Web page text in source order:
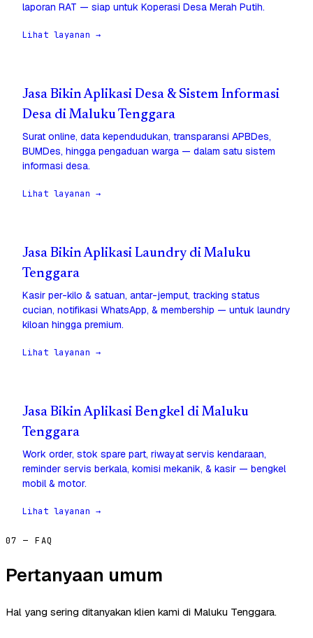
laporan RAT — siap untuk Koperasi Desa Merah Putih.
Lihat layanan →
Jasa Bikin Aplikasi Desa & Sistem Informasi
Desa di Maluku Tenggara
Surat online, data kependudukan, transparansi APBDes,
BUMDes, hingga pengaduan warga — dalam satu sistem
informasi desa.
Lihat layanan →
Jasa Bikin Aplikasi Laundry di Maluku
Tenggara
Kasir per-kilo & satuan, antar-jemput, tracking status
cucian, notifikasi WhatsApp, & membership — untuk laundry
kiloan hingga premium.
Lihat layanan →
Jasa Bikin Aplikasi Bengkel di Maluku
Tenggara
Work order, stok spare part, riwayat servis kendaraan,
reminder servis berkala, komisi mekanik, & kasir — bengkel
mobil & motor.
Lihat layanan →
07 — FAQ
Pertanyaan umum
Hal yang sering ditanyakan klien kami di Maluku Tenggara.